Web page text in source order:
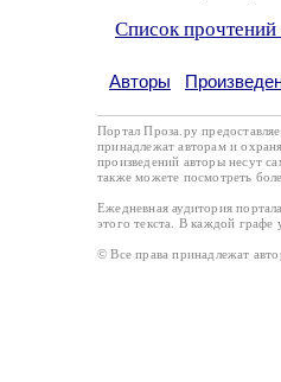
Список прочтений
Авторы
Портал Проза.ру
принадлежат авторам и
произведений авторы несут
также можете посмотреть
Ежедневная аудитория
этого текста. В каждой графе
© Все права принадлежат